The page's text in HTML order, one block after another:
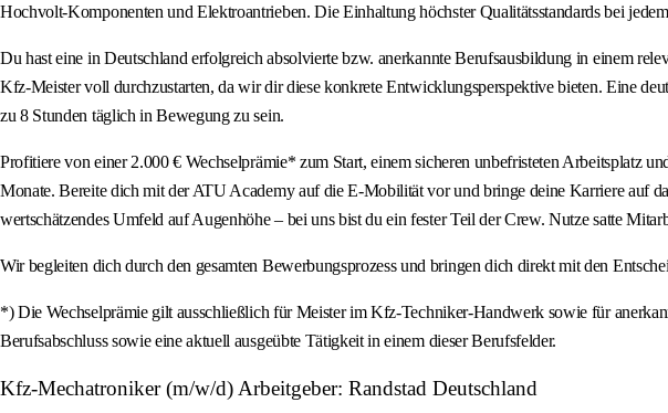
Hochvolt-Komponenten und Elektroantrieben. Die Einhaltung höchster Qualitätsstandards bei
Du hast eine in Deutschland erfolgreich absolvierte bzw. anerkannte Berufsausbildung in einem
Kfz-Meister voll durchzustarten, da wir dir diese konkrete Entwicklungsperspektive bieten. Eine
zu 8 Stunden täglich in Bewegung zu sein.
Profitiere von einer 2.000 € Wechselprämie* zum Start, einem sicheren unbefristeten Arbeitsplatz
Monate. Bereite dich mit der ATU Academy auf die E-Mobilität vor und bringe deine Karriere auf
wertschätzendes Umfeld auf Augenhöhe – bei uns bist du ein fester Teil der Crew. Nutze satte
Wir begleiten dich durch den gesamten Bewerbungsprozess und bringen dich direkt mit den
*) Die Wechselprämie gilt ausschließlich für Meister im Kfz-Techniker-Handwerk sowie für
Berufsabschluss sowie eine aktuell ausgeübte Tätigkeit in einem dieser Berufsfelder.
Kfz-Mechatroniker (m/w/d) Arbeitgeber: Randstad Deutschland